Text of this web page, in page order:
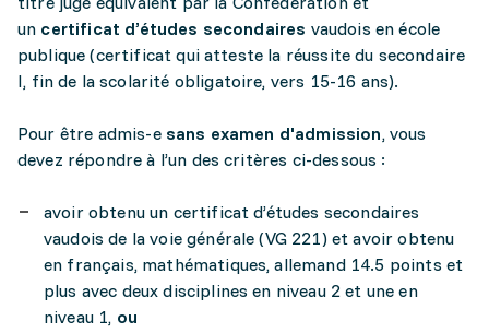
un certificat d’études secondaires vaudois en école
publique (certificat qui atteste la réussite du secondaire
I, fin de la scolarité obligatoire, vers 15-16 ans).
Pour être admis-e sans examen d'admission, vous
devez répondre à l’un des critères ci-dessous :
avoir obtenu un certificat d’études secondaires
vaudois de la voie générale (VG 221) et avoir obtenu
en français, mathématiques, allemand 14.5 points et
plus avec deux disciplines en niveau 2 et une en
niveau 1, ou